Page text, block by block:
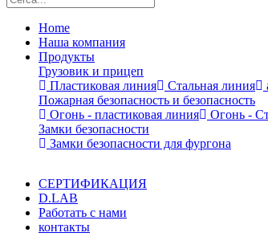
Home
Наша компания
Продукты
Грузовик и прицеп
Пластиковая линия
Стальная линия
Пожарная безопасность и безопасность
Огонь - пластиковая линия
Огонь -
Замки безопасности
Замки безопасности для фургона
СЕРТИФИКАЦИЯ
D.LAB
Работать с нами
контакты